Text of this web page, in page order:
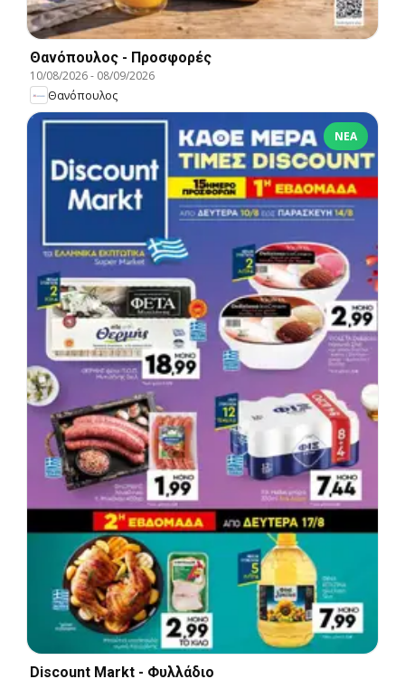
Θανόπουλος - Προσφορές
10/08/2026- 08/09/2026
Θανόπουλος
ΝΈΑ
Discount Markt - Φυλλάδιο